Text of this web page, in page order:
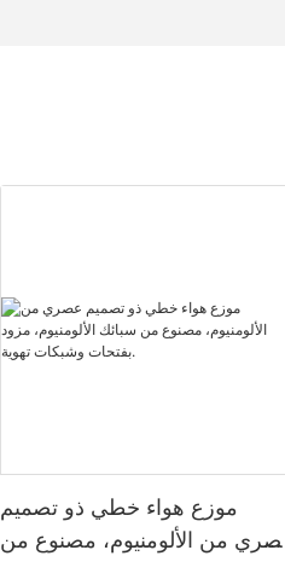
موزع هواء خطي ذو تصميم
عصري من الألومنيوم، مصنوع من